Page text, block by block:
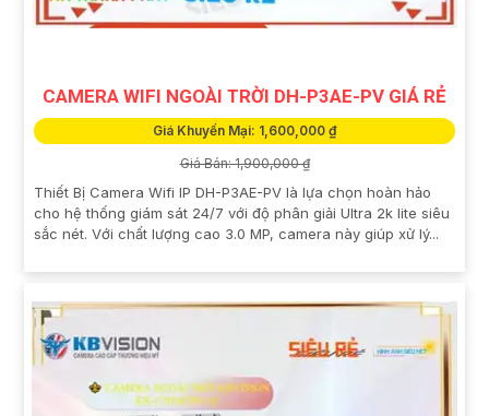
CAMERA WIFI NGOÀI TRỜI DH-P3AE-PV GIÁ RẺ
Giá Khuyến Mại: 1,600,000 ₫
Giá Bán: 1,900,000 ₫
Thiết Bị Camera Wifi IP DH-P3AE-PV là lựa chọn hoàn hảo
cho hệ thống giám sát 24/7 với độ phân giải Ultra 2k lite siêu
sắc nét. Với chất lượng cao 3.0 MP, camera này giúp xử lý...